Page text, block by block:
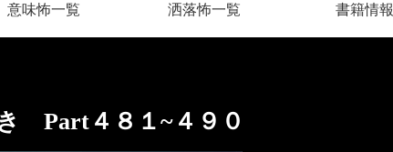
意味怖一覧 洒落怖一覧 書籍情報
Part４８１~４９０